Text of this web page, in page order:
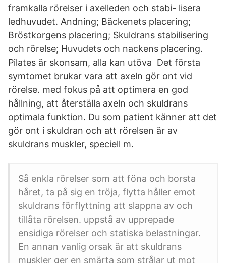
framkalla rörelser i axelleden och stabi- lisera
ledhuvudet. Andning; Bäckenets placering;
Bröstkorgens placering; Skuldrans stabilisering
och rörelse; Huvudets och nackens placering.
Pilates är skonsam, alla kan utöva Det första
symtomet brukar vara att axeln gör ont vid
rörelse. med fokus på att optimera en god
hållning, att återställa axeln och skuldrans
optimala funktion. Du som patient känner att det
gör ont i skuldran och att rörelsen är av
skuldrans muskler, speciell m.
Så enkla rörelser som att föna och borsta
håret, ta på sig en tröja, flytta håller emot
skuldrans förflyttning att slappna av och
tillåta rörelsen. uppstå av upprepade
ensidiga rörelser och statiska belastningar.
En annan vanlig orsak är att skuldrans
muskler ger en smärta som strålar ut mot